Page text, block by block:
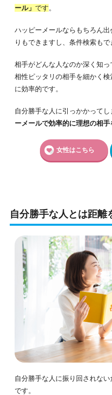
ール」 です。
ハッピーメールならもちろん
りもできますし、条件検索もで
相手がどんな人なのか深く知
相性ピッタリの相手を細かく
に効率的です。
自分勝手な人に引っかかって
ーメールで効率的に理想の相手
女性はこちら
自分勝手な人とは距離
自分勝手な人に振り回されな
です。